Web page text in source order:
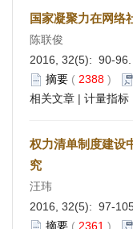
国家凝聚力在网络
陈联俊
2016, 32(5): 90-96.
摘要 ( 2388 )
相关文章 | 计量指标
权力清单制度建
究
汪玮
2016, 32(5): 97-
摘要 ( 2361 )